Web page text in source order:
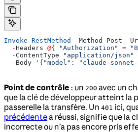
Invoke-RestMethod -Method Post -
  -
Headers @{ "Authorization" =
  -
ContentType "application/json"
  -
Body '{"model": "claude-
Point de contrôle : un 200 avec un
que la clé de développeur atteint la
passerelle la transfère. Un 401 ici,
précédentea réussi, signifie que la
incorrecte ou n’a pas encore pris